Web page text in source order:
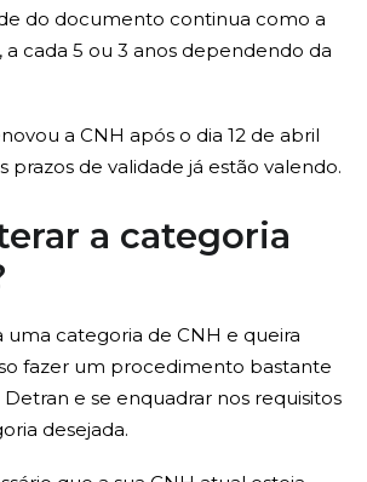
do documento continua como a
cada 5 ou 3 anos dependendo da
a CNH após o dia 12 de abril
prazos de validade já estão valendo.
a categoria
uma categoria de CNH e queira
fazer um procedimento bastante
e se enquadrar nos requisitos
desejada.